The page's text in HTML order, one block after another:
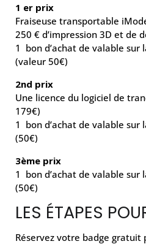
1 er prix
Fraiseuse transportable
250 € d’impression 3D et de
1 bon d’achat de valable sur
(valeur 50€)
2nd prix
Une licence du logiciel de
179€)
1 bon d’achat de valable sur
(50€)
3ème prix
1 bon d’achat de valable sur
(50€)
LES ÉTAPES
Réservez votre badge gratuit